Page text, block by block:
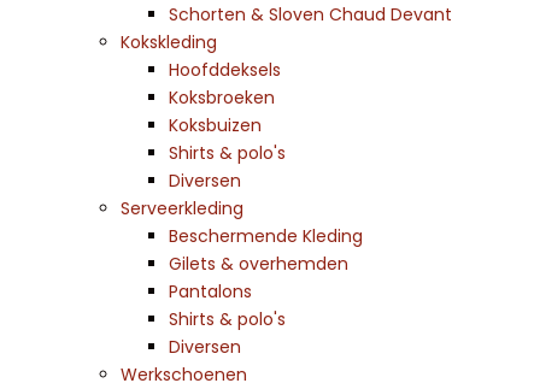
Schorten & Sloven Chaud Devant
Kokskleding
Hoofddeksels
Koksbroeken
Koksbuizen
Shirts & polo's
Diversen
Serveerkleding
Beschermende Kleding
Gilets & overhemden
Pantalons
Shirts & polo's
Diversen
Werkschoenen